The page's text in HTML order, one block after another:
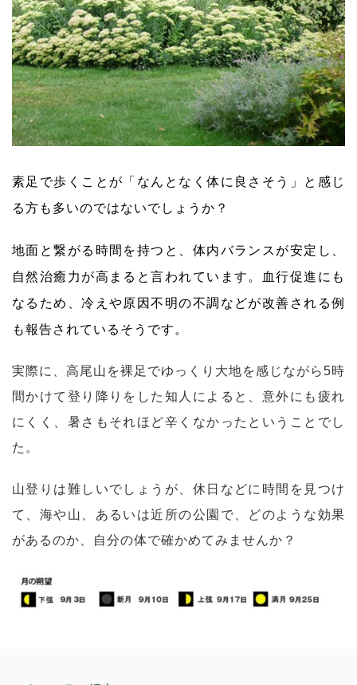
素足で歩くことが「なんとなく体に良さそう」と感じ
る方も多いのではないでしょうか？
地面と繋がる時間を持つと、体内バランスが安定し、
自然治癒力が高まると言われています。血行促進にも
なるため、冷えや原因不明の不調などが改善される例
も報告されているそうです。
実際に、高尾山を裸足でゆっくり大地を感じながら5時
間かけて登り降りをした知人によると、意外にも疲れ
にくく、暑さもそれほど辛くなかったということでし
た。
山登りは難しいでしょうが、休日などに時間を見つけ
て、海や山、あるいは近所の公園で、どのような効果
があるのか、自分の体で確かめてみませんか？